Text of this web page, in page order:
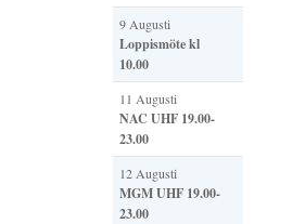
9 Augusti
Loppismöte kl
10.00
11 Augusti
NAC UHF 19.00-
23.00
12 Augusti
MGM UHF 19.00-
23.00